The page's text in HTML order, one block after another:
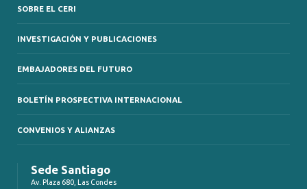
SOBRE EL CERI
INVESTIGACIÓN Y PUBLICACIONES
EMBAJADORES DEL FUTURO
BOLETÍN PROSPECTIVA INTERNACIONAL
CONVENIOS Y ALIANZAS
Sede Santiago
Av. Plaza 680, Las Condes